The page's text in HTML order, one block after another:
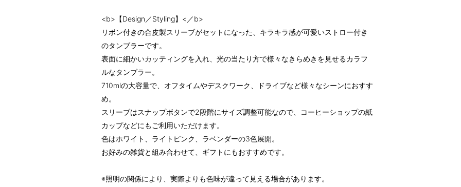
<b>【Design／Styling】<／b>
リボン付きの合皮製スリーブがセットになった、キラキラ感が可愛いストロー付き
のタンブラーです。
表面に細かいカッティングを入れ、光の当たり方で様々なきらめきを見せるカラフ
ルなタンブラー。
710mlの大容量で、オフタイムやデスクワーク、ドライブなど様々なシーンにおすす
め。
スリーブはスナップボタンで2段階にサイズ調整可能なので、コーヒーショップの紙
カップなどにもご利用いただけます。
色はホワイト、ライトピンク、ラベンダーの3色展開。
お好みの雑貨と組み合わせて、ギフトにもおすすめです。
※照明の関係により、実際よりも色味が違って見える場合があります。